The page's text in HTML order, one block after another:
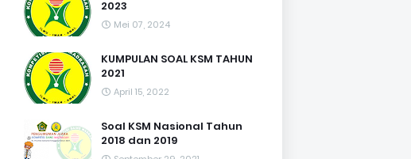
2023
Mei 07, 2024
KUMPULAN SOAL KSM TAHUN
2021
April 15, 2022
Soal KSM Nasional Tahun
2018 dan 2019